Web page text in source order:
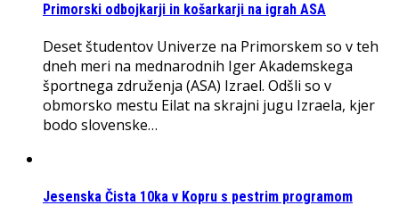
Primorski odbojkarji in košarkarji na igrah ASA
Deset študentov Univerze na Primorskem so v teh
dneh meri na mednarodnih Iger Akademskega
športnega združenja (ASA) Izrael. Odšli so v
obmorsko mestu Eilat na skrajni jugu Izraela, kjer
bodo slovenske…
Jesenska Čista 10ka v Kopru s pestrim programom